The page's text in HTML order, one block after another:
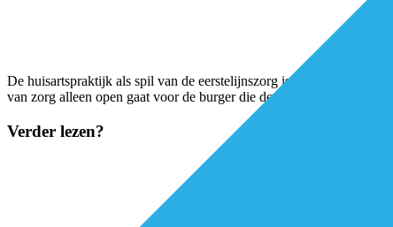
De huisartspraktijk als spil van de eerstelijnszorg is sinds jaar en
van zorg alleen open gaat voor de burger die de zorg echt nodig heeft
Verder lezen?